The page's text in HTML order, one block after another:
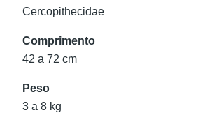
Cercopithecidae
Comprimento
42 a 72 cm
Peso
3 a 8 kg